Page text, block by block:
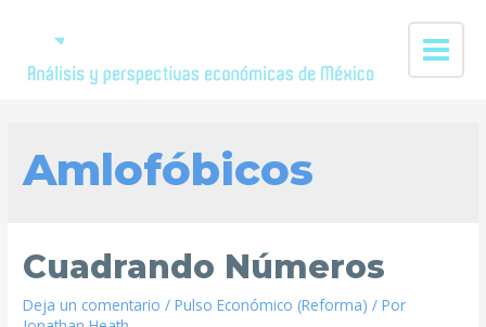
Amlofóbicos
Cuadrando Números
Deja un comentario /Pulso Económico (Reforma) / Por